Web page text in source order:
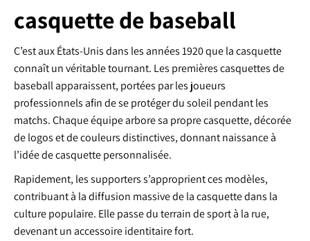
casquette de baseball
C’est aux États-Unis dans les années 1920 que la casquette
connaît un véritable tournant. Les premières casquettes de
baseball apparaissent, portées par les joueurs
professionnels afin de se protéger du soleil pendant les
matchs. Chaque équipe arbore sa propre casquette, décorée
de logos et de couleurs distinctives, donnant naissance à
l’idée de casquette personnalisée.
Rapidement, les supporters s’approprient ces modèles,
contribuant à la diffusion massive de la casquette dans la
culture populaire. Elle passe du terrain de sport à la rue,
devenant un accessoire identitaire fort.